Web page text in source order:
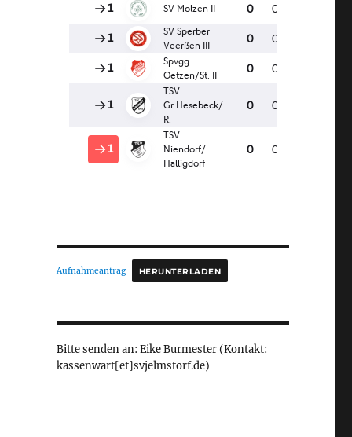
Aufnahmeantrag HERUNTERLADEN
Bitte senden an: Eike Burmester (Kontakt:
kassenwart[et]svjelmstorf.de)